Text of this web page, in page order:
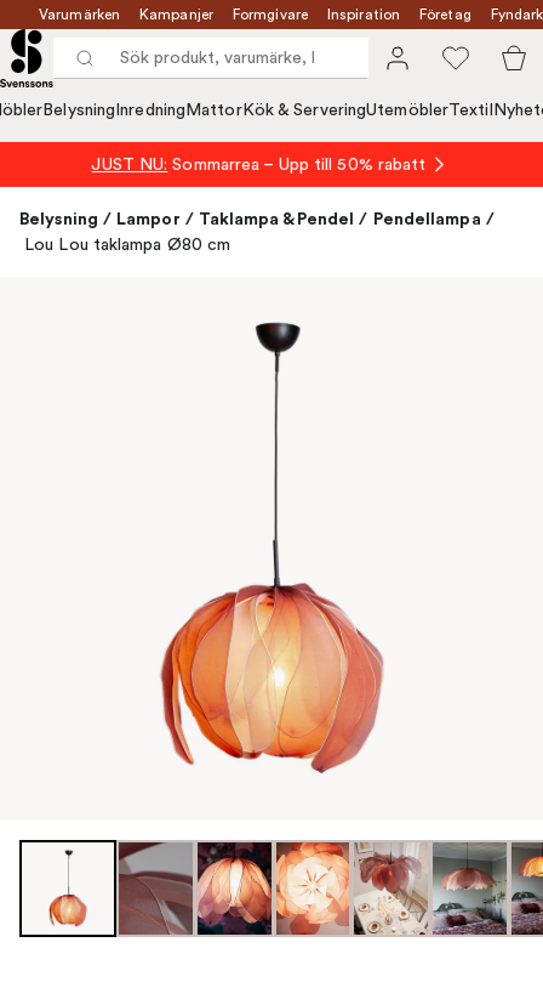
Varumärken Kampanjer Formgivare Inspiration Företag
Belysning Inredning MattorKök & ServeringUtemöblerTextil
JUST NU: Sommarrea – Upp till 50% rabatt
Belysning / Lampor / Taklampa & Pendel / Pendellampa /
Lou Lou taklampa Ø80 cm